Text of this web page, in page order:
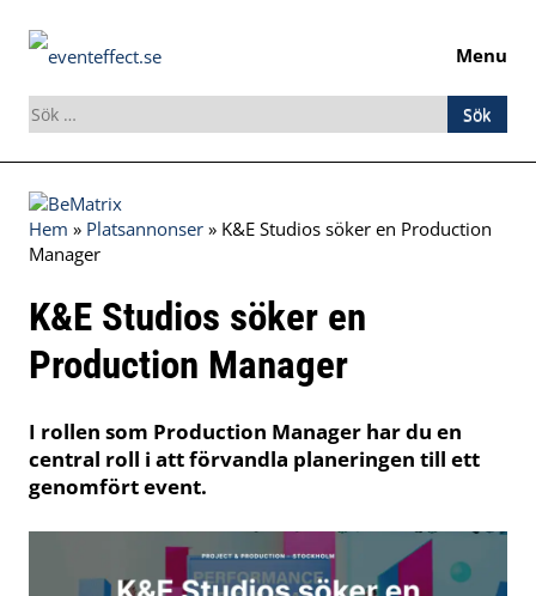
Menu
Sök
efter:
Skip
to
content
Hem » Platsannonser » K&E Studios söker en Production
Manager
K&E Studios söker en
Production Manager
I rollen som Production Manager har du en
central roll i att förvandla planeringen till ett
genomfört event.